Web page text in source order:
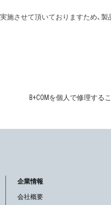
施させて頂いておりますため、
B+COMを個人で修理する
企業情報
会社概要